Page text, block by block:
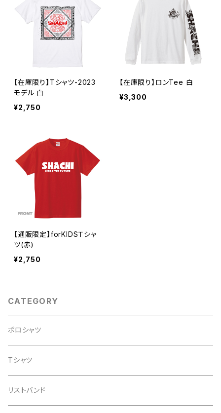
【在庫限り】Tシャツ-2023
モデル 白
¥2,750
【在庫限り】ロンTee 白
¥3,300
【通販限定】forKIDSＴシャ
ツ(赤)
¥2,750
CATEGORY
ポロシャツ
Tシャツ
リストバンド